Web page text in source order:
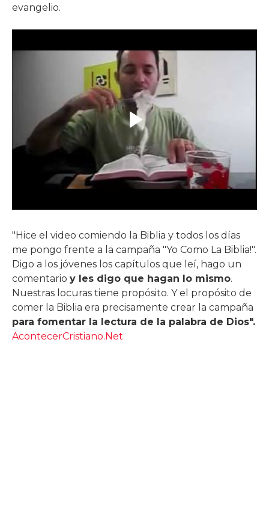
evangelio.
"Hice el video comiendo la Biblia y todos los días
me pongo frente a la campaña "Yo Como La Biblia!".
Digo a los jóvenes los capítulos que leí, hago un
comentario y les digo que hagan lo mismo.
Nuestras locuras tiene propósito. Y el propósito de
comer la Biblia era precisamente crear la campaña
para fomentar la lectura de la palabra de Dios".
AcontecerCristiano.Net